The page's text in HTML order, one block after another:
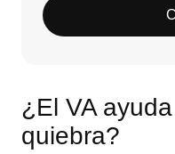
¿El VA
quiebra?